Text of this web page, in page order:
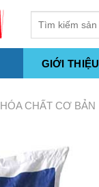
GIỚI THIỆU
HÓA CHẤT CƠ BẢN